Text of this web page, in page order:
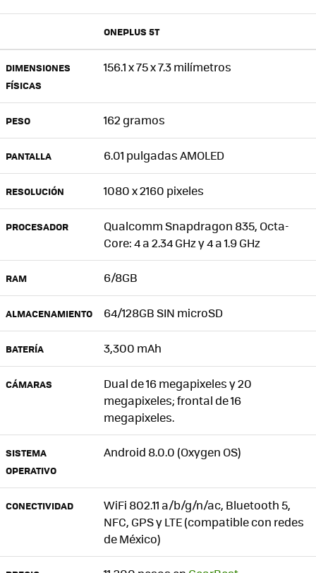
ONEPLUS 5T
DIMENSIONES
FÍSICAS
156.1 x 75 x 7.3 milímetros
PESO 162 gramos
PANTALLA 6.01 pulgadas AMOLED
RESOLUCIÓN 1080 x 2160 pixeles
PROCESADOR
Qualcomm Snapdragon 835, Octa-
Core: 4 a 2.34 GHz y 4 a 1.9 GHz
RAM 6/8GB
ALMACENAMIENTO 64/128GB SIN microSD
BATERÍA 3,300 mAh
CÁMARAS
Dual de 16 megapixeles y 20
megapixeles; frontal de 16
megapixeles.
SISTEMA
OPERATIVO
Android 8.0.0 (Oxygen OS)
CONECTIVIDAD
WiFi 802.11 a/b/g/n/ac, Bluetooth 5,
NFC, GPS y LTE (compatible con redes
de México)